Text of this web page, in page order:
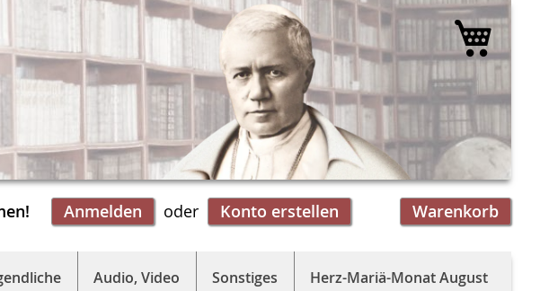
Anmelden Warenkorb
Konto erstellen
Mein
Audio, Video Sonstiges Herz-Mariä-Monat August